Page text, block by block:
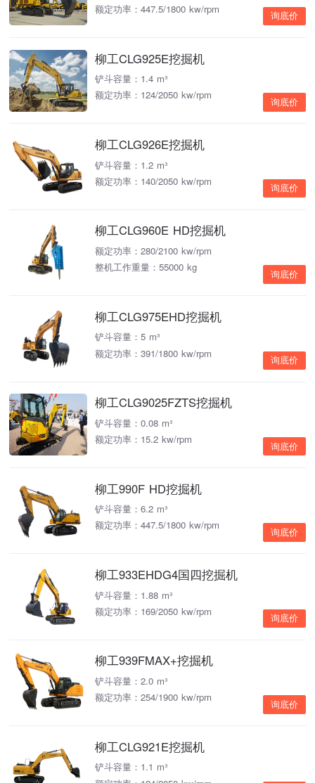
额定功率：447.5/1800 kw/rpm
询底价
柳工CLG925E挖掘机
铲斗容量：1.4 m³
额定功率：124/2050 kw/rpm
询底价
柳工CLG926E挖掘机
铲斗容量：1.2 m³
额定功率：140/2050 kw/rpm
询底价
柳工CLG960E HD挖掘机
额定功率：280/2100 kw/rpm
整机工作重量：55000 kg
询底价
柳工CLG975EHD挖掘机
铲斗容量：5 m³
额定功率：391/1800 kw/rpm
询底价
柳工CLG9025FZTS挖掘机
铲斗容量：0.08 m³
额定功率：15.2 kw/rpm
询底价
柳工990F HD挖掘机
铲斗容量：6.2 m³
额定功率：447.5/1800 kw/rpm
询底价
柳工933EHDG4国四挖掘机
铲斗容量：1.88 m³
额定功率：169/2050 kw/rpm
询底价
柳工939FMAX+挖掘机
铲斗容量：2.0 m³
额定功率：254/1900 kw/rpm
询底价
柳工CLG921E挖掘机
铲斗容量：1.1 m³